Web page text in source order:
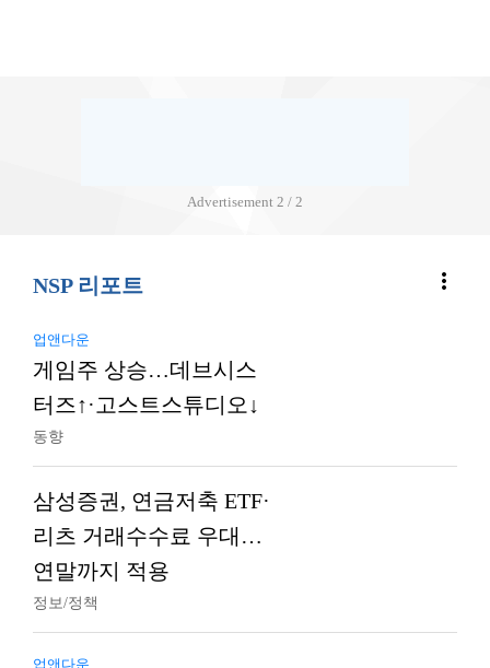
Advertisement 2 / 2
NSP 리포트 more_vert
업앤다운
게임주 상승…데브시스
터즈↑·고스트스튜디오↓
동향
삼성증권, 연금저축 ETF·
리츠 거래수수료 우대…
연말까지 적용
정보/정책
업앤다운